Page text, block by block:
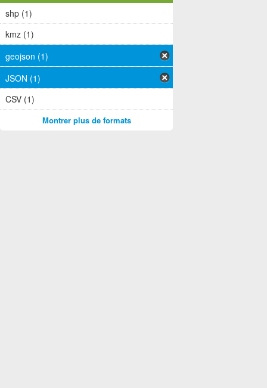
shp (1)
kmz (1)
geojson (1)
JSON (1)
CSV (1)
Montrer plus de formats